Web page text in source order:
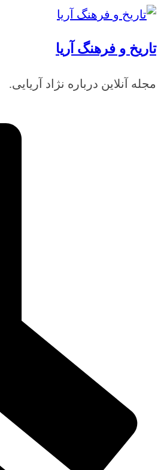
رفتن
محتوا
تاریخ و فرهنگ آریا
مجله آنلاین درباره نژاد آریایی.